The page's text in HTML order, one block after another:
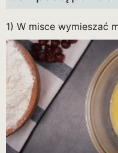
1) W misce wymieszać